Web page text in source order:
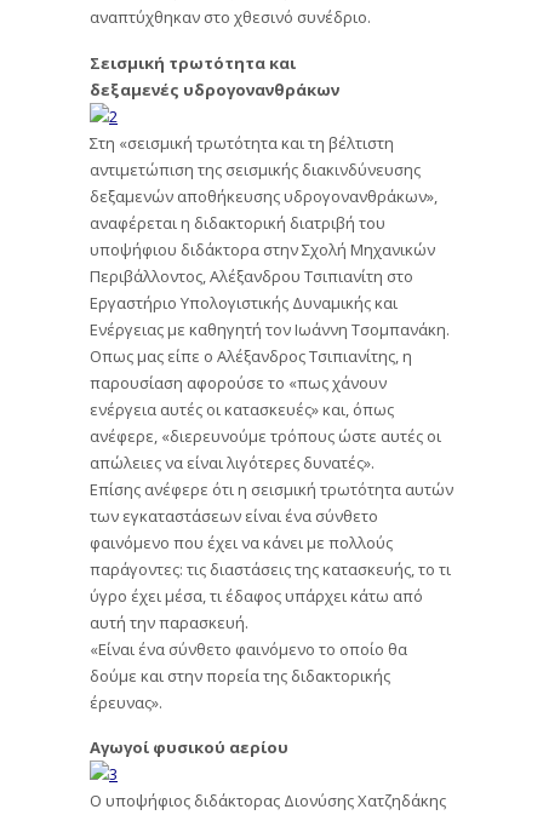
αναπτύχθηκαν στο χθεσινό συνέδριο.
Σεισμική τρωτότητα και
δεξαμενές υδρογονανθράκων
Στη «σεισμική τρωτότητα και τη βέλτιστη
αντιμετώπιση της σεισμικής διακινδύνευσης
δεξαμενών αποθήκευσης υδρογονανθράκων»,
αναφέρεται η διδακτορική διατριβή του
υποψήφιου διδάκτορα στην Σχολή Μηχανικών
Περιβάλλοντος, Αλέξανδρου Τσιπιανίτη στο
Εργαστήριο Υπολογιστικής Δυναμικής και
Ενέργειας με καθηγητή τον Ιωάννη Τσομπανάκη.
Οπως μας είπε ο Αλέξανδρος Τσιπιανίτης, η
παρουσίαση αφορούσε το «πως χάνουν
ενέργεια αυτές οι κατασκευές» και, όπως
ανέφερε, «διερευνούμε τρόπους ώστε αυτές οι
απώλειες να είναι λιγότερες δυνατές».
Επίσης ανέφερε ότι η σεισμική τρωτότητα αυτών
των εγκαταστάσεων είναι ένα σύνθετο
φαινόμενο που έχει να κάνει με πολλούς
παράγοντες: τις διαστάσεις της κατασκευής, το τι
ύγρο έχει μέσα, τι έδαφος υπάρχει κάτω από
αυτή την παρασκευή.
«Είναι ένα σύνθετο φαινόμενο το οποίο θα
δούμε και στην πορεία της διδακτορικής
έρευνας».
Αγωγοί φυσικού αερίου
Ο υποψήφιος διδάκτορας Διονύσης Χατζηδάκης